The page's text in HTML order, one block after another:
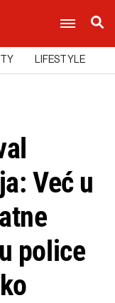
LIFESTYLE
Već u
police